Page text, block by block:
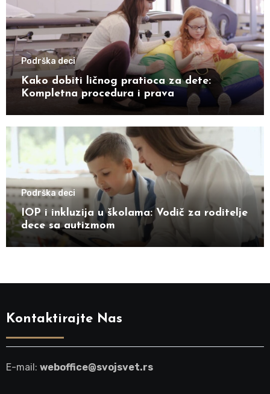
Podrška deci
Kako dobiti ličnog pratioca za dete:
Kompletna procedura i prava
Podrška deci
IOP i inkluzija u školama: Vodič za roditelje
dece sa autizmom
Kontaktirajte Nas
E-mail: weboffice@svojsvet.rs